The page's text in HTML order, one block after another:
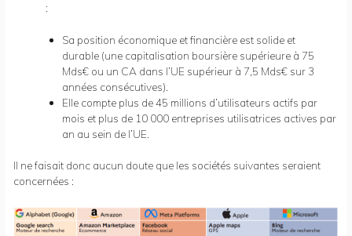
:
Sa position économique et financière est solide et
durable (une capitalisation boursière supérieure à 75
Mds€ ou un CA dans l’UE supérieur à 7,5 Mds€ sur 3
années consécutives).
Elle compte plus de 45 millions d’utilisateurs actifs par
mois et plus de 10 000 entreprises utilisatrices actives par
an au sein de l’UE.
Il ne faisait donc aucun doute que les sociétés suivantes seraient
concernées :